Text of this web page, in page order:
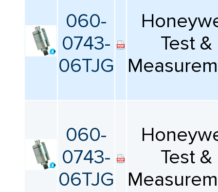
060-
0743-
06TJG
Test &
060-
0743-
06TJG
Test &